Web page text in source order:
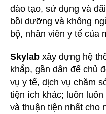
đào tạo, sử dụng và
bồi dưỡng và không
bộ, nhân viên y tế của
Skylab xây dựng hệ
khắp, gần dân để chủ
vụ y tế, dịch vụ chăm
tiện ích khác; luôn
và thuận tiện nhất cho